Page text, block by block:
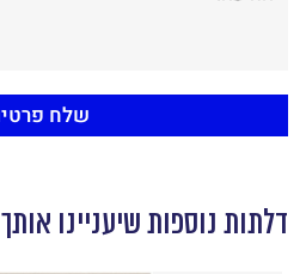
דלתות נוספות שיעניינו אותך